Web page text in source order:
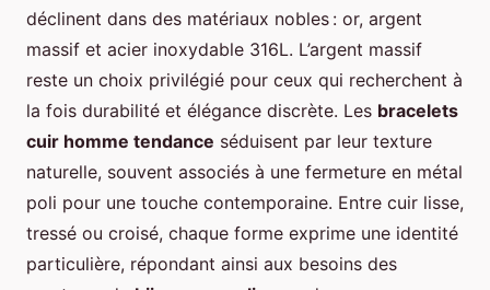
déclinent dans des matériaux nobles : or, argent
massif et acier inoxydable 316L. L’argent massif
reste un choix privilégié pour ceux qui recherchent à
la fois durabilité et élégance discrète. Les bracelets
cuir homme tendance séduisent par leur texture
naturelle, souvent associés à une fermeture en métal
poli pour une touche contemporaine. Entre cuir lisse,
tressé ou croisé, chaque forme exprime une identité
particulière, répondant ainsi aux besoins des